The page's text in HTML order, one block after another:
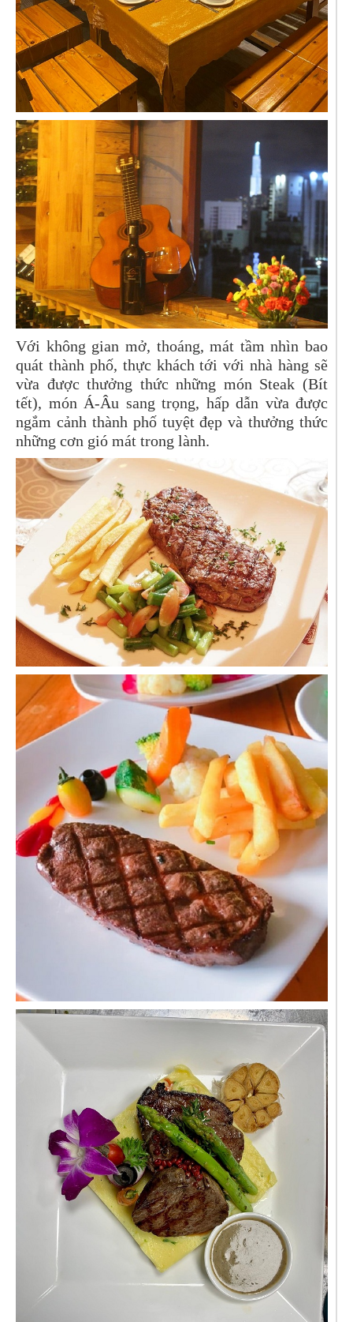
Với không gian mở, thoáng, mát tầm nhìn bao
quát thành phố, thực khách tới với nhà hàng sẽ
vừa được thưởng thức những món Steak (Bít
tết), món Á-Âu sang trọng, hấp dẫn vừa được
ngắm cảnh thành phố tuyệt đẹp và thưởng thức
những cơn gió mát trong lành.